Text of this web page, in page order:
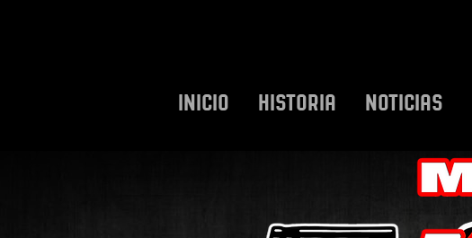
INICIO HISTORIA NOTICIAS